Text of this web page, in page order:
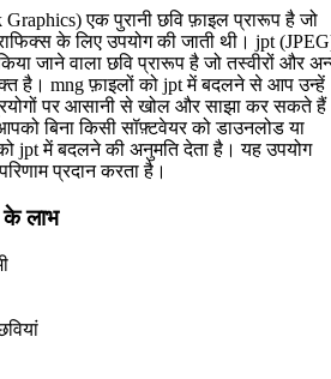
एक पुरानी छवि फ़ाइल प्रारूप है जो
के लिए उपयोग की जाती थी। jpt
जाने वाला छवि प्रारूप है जो तस्वीरों और
है। mng फ़ाइलों को jpt में बदलने से आप उन्हें
पर आसानी से खोल और साझा कर सकते
बिना किसी सॉफ़्टवेयर को डाउनलोड या
jpt में बदलने की अनुमति देता है। यह उपयोग
प्रदान करता है।
लाभ